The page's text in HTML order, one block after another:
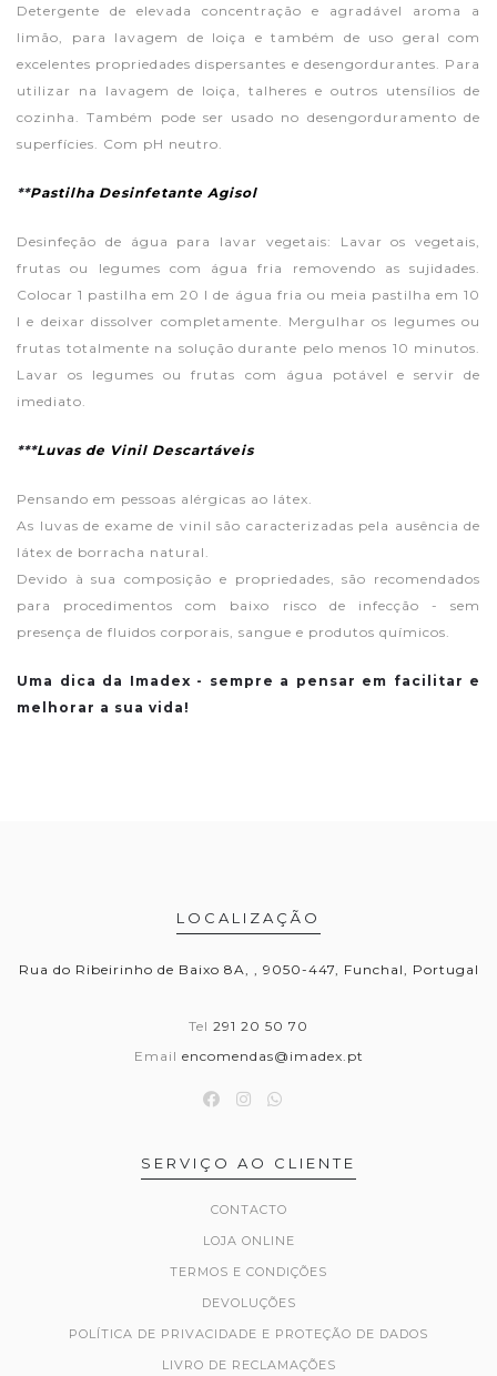
Detergente de elevada concentração e agradável aroma a
limão, para lavagem de loiça e também de uso geral com
excelentes propriedades dispersantes e desengordurantes. Para
utilizar na lavagem de loiça, talheres e outros utensílios de
cozinha. Também pode ser usado no desengorduramento de
superfícies. Com pH neutro.
**Pastilha Desinfetante Agisol
Desinfeção de água para lavar vegetais: Lavar os vegetais,
frutas ou legumes com água fria removendo as sujidades.
Colocar 1 pastilha em 20 l de água fria ou meia pastilha em 10
l e deixar dissolver completamente. Mergulhar os legumes ou
frutas totalmente na solução durante pelo menos 10 minutos.
Lavar os legumes ou frutas com água potável e servir de
imediato.
***Luvas de Vinil Descartáveis
Pensando em pessoas alérgicas ao látex.
As luvas de exame de vinil são caracterizadas pela ausência de
látex de borracha natural.
Devido à sua composição e propriedades, são recomendados
para procedimentos com baixo risco de infecção - sem
presença de fluidos corporais, sangue e produtos químicos.
Uma dica da Imadex - sempre a pensar em facilitar e
melhorar a sua vida!
LOCALIZAÇÃO
Rua do Ribeirinho de Baixo 8A, , 9050-447, Funchal, Portugal
Tel 291 20 50 70
Email encomendas@imadex.pt
SERVIÇO AO CLIENTE
CONTACTO
LOJA ONLINE
TERMOS E CONDIÇÕES
DEVOLUÇÕES
POLÍTICA DE PRIVACIDADE E PROTEÇÃO DE DADOS
LIVRO DE RECLAMAÇÕES